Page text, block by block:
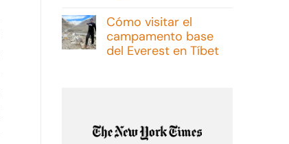
y
opciones
hay
comentarios
en
Cómo
visitar
del
Tibet
Cómo visitar el
campamento base
del Everest en Tíbet
el
campamento